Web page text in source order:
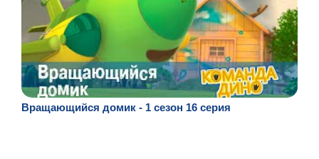
Вращающийся домик - 1 сезон 16 серия